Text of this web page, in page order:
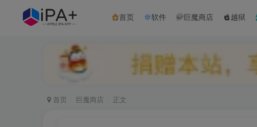
首页 软件 巨魔商店 越狱
首页 巨魔商店 正文